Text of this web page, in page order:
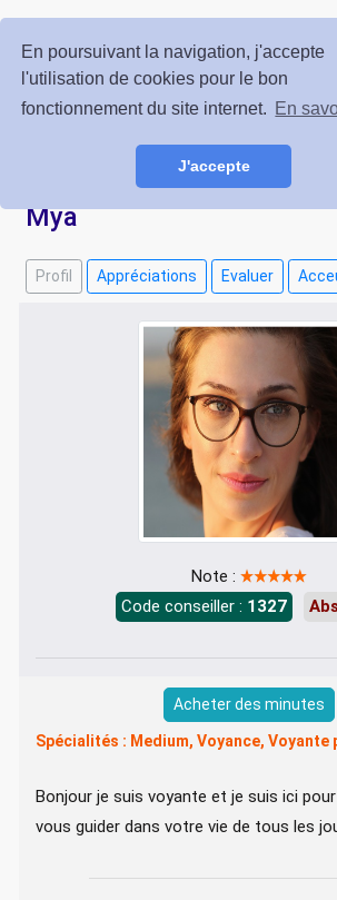
En poursuivant la navigation, j'accepte
l'utilisation de cookies pour le bon
fonctionnement du site internet. En
J'accepte
Voyance Prestige
ESPACE CLIENT INSCRIPTION GRATUITE
Mya
Profil Appréciations Evaluer
Note :
Code conseiller : 1327
Acheter des minutes
Spécialités : Medium, Voyance, Voyante
Bonjour je suis voyante et je suis ici
vous guider dans votre vie de tous les